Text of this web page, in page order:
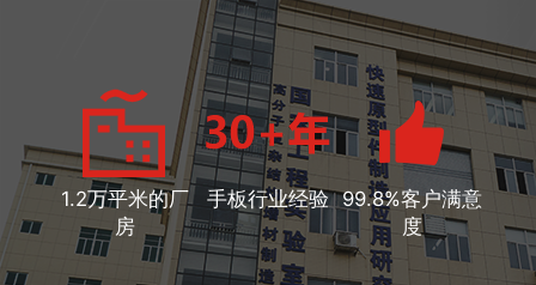
1.2万平米的厂
房
手板行业经验 99.8%客户满意
度